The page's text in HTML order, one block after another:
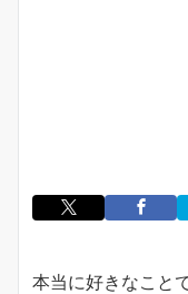
本当に好きなこと